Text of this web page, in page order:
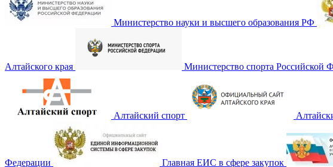
Министерство науки и высшего образования РФ
Алтайского края Министерство спорта Российской
Алтайский спорт
Федерации Главная ЕИС в сфере закупок